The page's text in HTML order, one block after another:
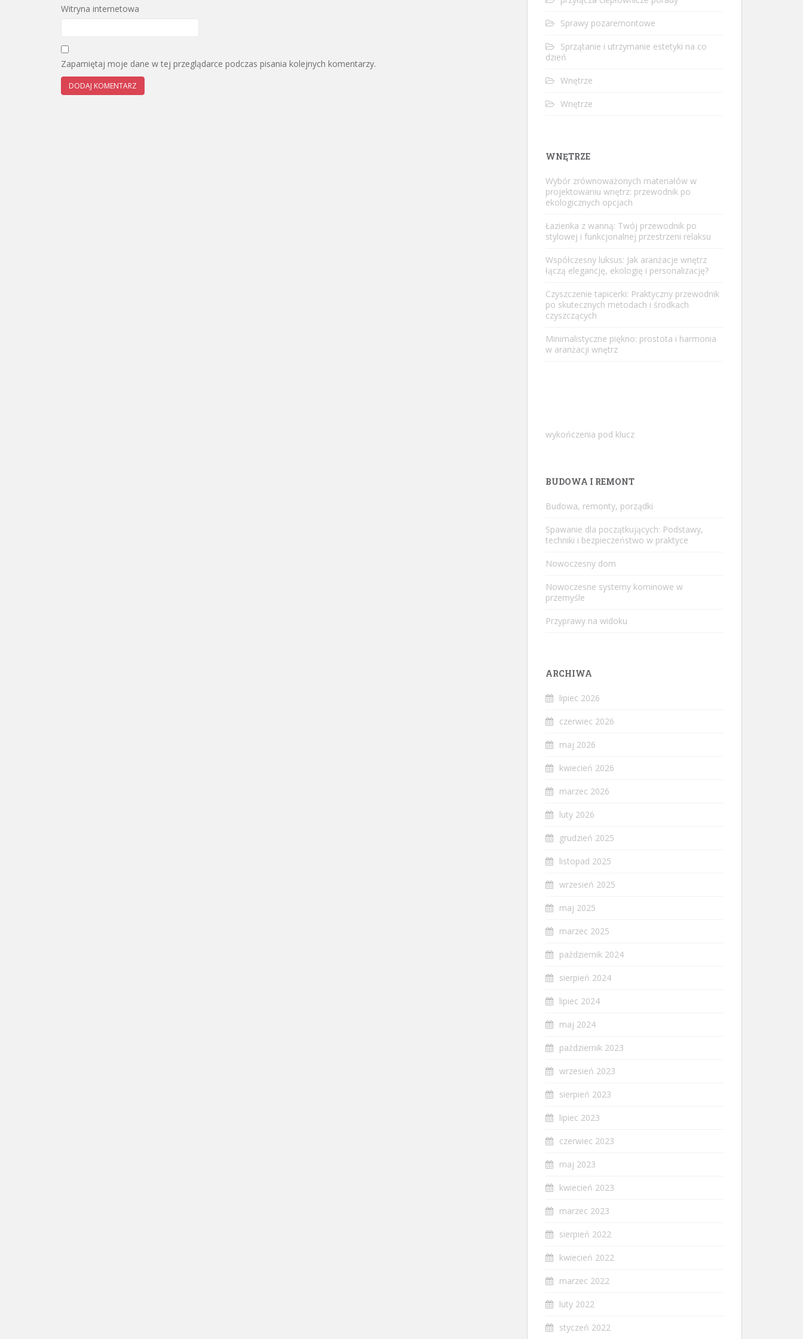
Witryna internetowa
Zapamiętaj moje dane w tej przeglądarce podczas pisania kolejnych komentarzy.
Sprawy pozaremontowe
Sprzątanie i utrzymanie estetyki na co
dzień
Wnętrze
Wnętrze
WNĘTRZE
Wybór zrównoważonych materiałów w
projektowaniu wnętrz: przewodnik po
ekologicznych opcjach
Łazienka z wanną: Twój przewodnik po
stylowej i funkcjonalnej przestrzeni relaksu
Współczesny luksus: Jak aranżacje wnętrz
łączą elegancję, ekologię i personalizację?
Czyszczenie tapicerki: Praktyczny przewodnik
po skutecznych metodach i środkach
czyszczących
Minimalistyczne piękno: prostota i harmonia
w aranżacji wnętrz
wykończenia pod klucz
BUDOWA I REMONT
Budowa, remonty, porządki
Spawanie dla początkujących: Podstawy,
techniki i bezpieczeństwo w praktyce
Nowoczesny dom
Nowoczesne systemy kominowe w
przemyśle
Przyprawy na widoku
ARCHIWA
lipiec 2026
czerwiec 2026
maj 2026
kwiecień 2026
marzec 2026
luty 2026
grudzień 2025
listopad 2025
wrzesień 2025
maj 2025
marzec 2025
październik 2024
sierpień 2024
lipiec 2024
maj 2024
październik 2023
wrzesień 2023
sierpień 2023
lipiec 2023
czerwiec 2023
maj 2023
kwiecień 2023
marzec 2023
sierpień 2022
kwiecień 2022
marzec 2022
luty 2022
styczeń 2022